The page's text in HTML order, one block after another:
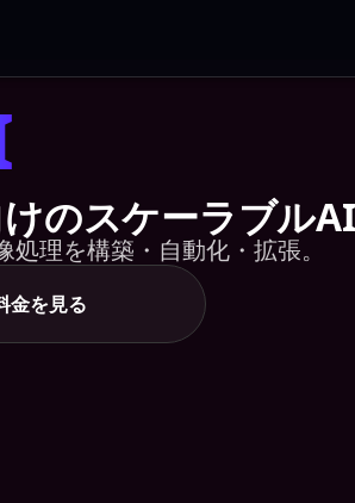
のスケーラブルAI
理を構築・自動化・拡張。
金を見る